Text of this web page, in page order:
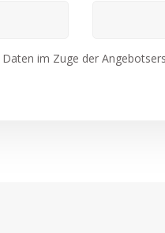
im Zuge der